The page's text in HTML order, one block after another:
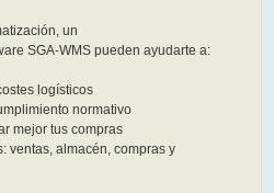
un
SGA-WMS pueden ayudarte a:
logísticos
normativo
mejor tus compras
ventas, almacén, compras y